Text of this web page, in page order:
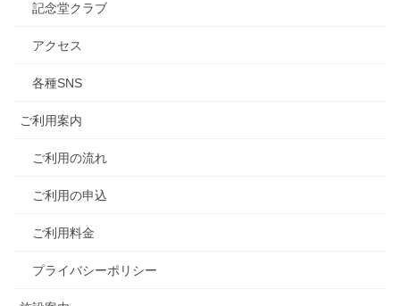
記念堂クラブ
アクセス
各種SNS
ご利用案内
ご利用の流れ
ご利用の申込
ご利用料金
プライバシーポリシー